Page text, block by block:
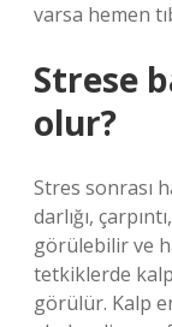
varsa hemen
Strese
olur?
Stres sonrası
darlığı,
görülebilir ve
tetkiklerde
görülür. Kalp